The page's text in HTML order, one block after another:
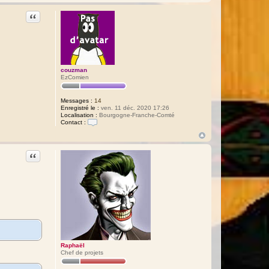
a
ë
l
couzman
EzComien
Messages : 14
Enregistré le : ven. 11 déc. 2020 17:26
Localisation : Bourgogne-Franche-Comté
Contact :
n
t
a
c
t
e
r
c
o
u
z
m
a
Citation
Raphaël
Chef de projets
Citation